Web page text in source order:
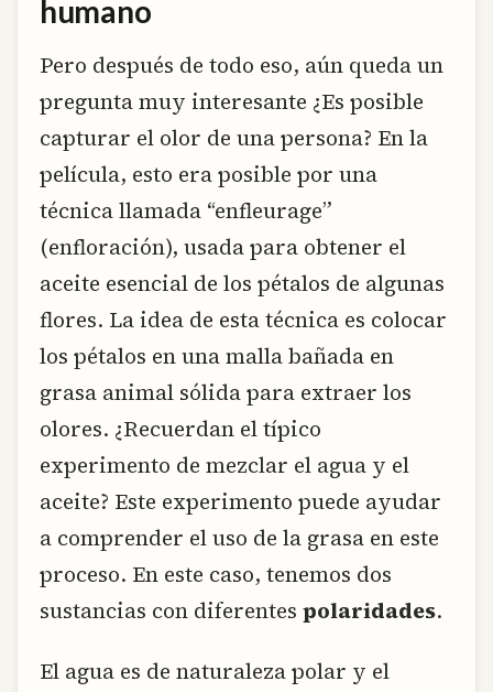
humano
Pero después de todo eso, aún queda un
pregunta muy interesante ¿Es posible
capturar el olor de una persona? En la
película, esto era posible por una
técnica llamada “enfleurage”
(enfloración), usada para obtener el
aceite esencial de los pétalos de algunas
flores. La idea de esta técnica es colocar
los pétalos en una malla bañada en
grasa animal sólida para extraer los
olores. ¿Recuerdan el típico
experimento de mezclar el agua y el
aceite? Este experimento puede ayudar
a comprender el uso de la grasa en este
proceso. En este caso, tenemos dos
sustancias con diferentes polaridades.
El agua es de naturaleza polar y el